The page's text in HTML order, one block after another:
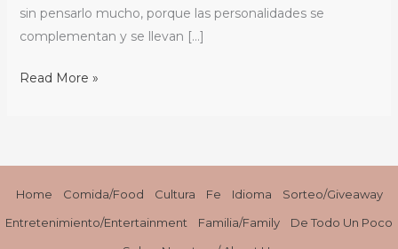
sin pensarlo mucho, porque las personalidades se
complementan y se llevan […]
Read More »
Home Comida/Food Cultura Fe Idioma
Sorteo/Giveaway
Entretenimiento/Entertainment
Familia/Family
De Todo Un Poco